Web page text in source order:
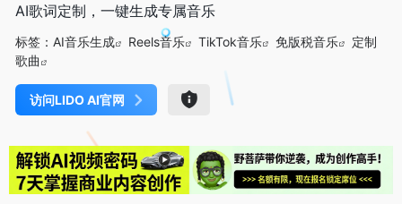
AI歌词定制，一键生成专属音乐
标签： AI音乐生成 Reels音乐 TikTok音乐 免版税音乐
定制
歌曲
访问LIDO AI官网